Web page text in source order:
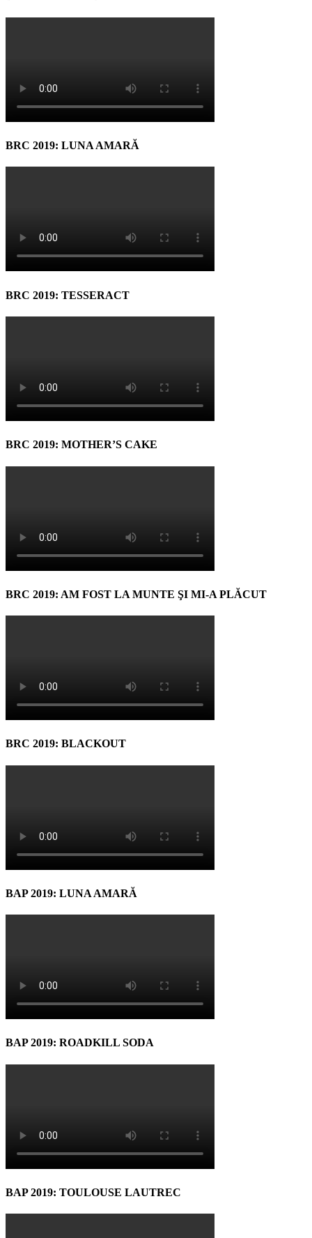
BRC 2019: LUNA AMARĂ
BRC 2019: TESSERACT
BRC 2019: MOTHER’S CAKE
BRC 2019: AM FOST LA MUNTE ŞI MI-A PLĂCUT
BRC 2019: BLACKOUT
BAP 2019: LUNA AMARĂ
BAP 2019: ROADKILL SODA
BAP 2019: TOULOUSE LAUTREC